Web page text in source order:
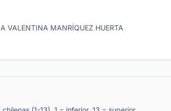
VALENTINA MANRÍQUEZ HUERTA